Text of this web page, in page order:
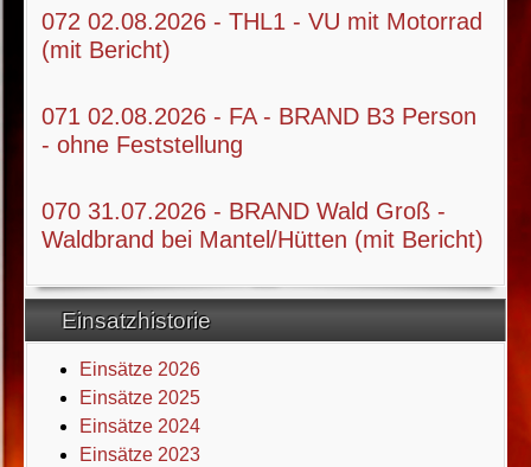
072 02.08.2026 - THL1 - VU mit Motorrad
(mit Bericht)
071 02.08.2026 - FA - BRAND B3 Person
- ohne Feststellung
070 31.07.2026 - BRAND Wald Groß -
Waldbrand bei Mantel/Hütten (mit Bericht)
Einsatzhistorie
Einsätze 2026
Einsätze 2025
Einsätze 2024
Einsätze 2023